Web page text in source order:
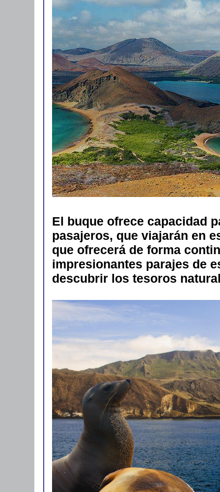
El buque ofrece capacidad
pasajeros, que viajarán en
que ofrecerá de forma
impresionantes parajes de
descubrir los tesoros